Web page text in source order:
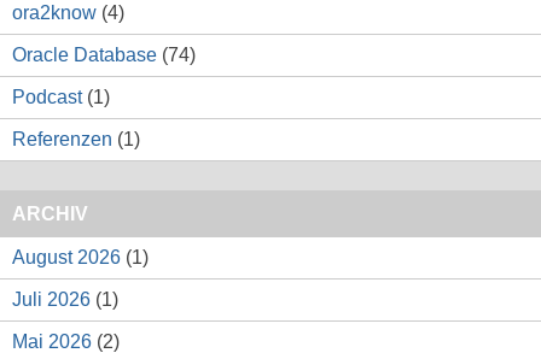
ora2know (4)
Oracle Database (74)
Podcast(1)
Referenzen (1)
ARCHIV
August 2026 (1)
Juli 2026 (1)
Mai 2026 (2)